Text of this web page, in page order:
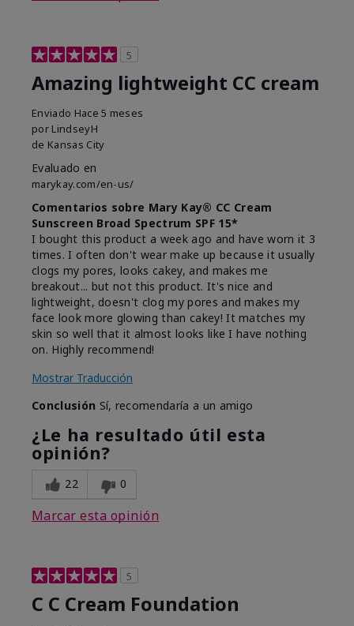
5
Amazing lightweight CC cream
Enviado Hace 5 meses
por LindseyH
de Kansas City
Evaluado en
marykay.com/en-us/
Comentarios sobre Mary Kay® CC Cream
Sunscreen Broad Spectrum SPF 15*
I bought this product a week ago and have worn it 3
times. I often don't wear make up because it usually
clogs my pores, looks cakey, and makes me
breakout... but not this product. It's nice and
lightweight, doesn't clog my pores and makes my
face look more glowing than cakey! It matches my
skin so well that it almost looks like I have nothing
on. Highly recommend!
Mostrar Traducción
Conclusión Sí, recomendaría a un amigo
¿Le ha resultado útil esta
opinión?
22 0
Marcar esta opinión
5
C C Cream Foundation